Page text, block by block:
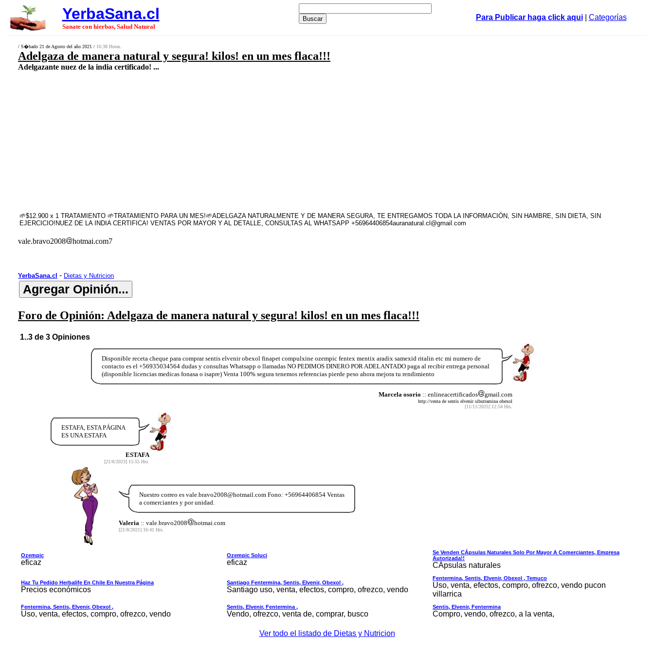
YerbaSana.cl
Sanate con hierbas, Salud Natural
Para Publicar haga click aqui| Categorías
/ S�bado 21 de Agosto del año 2021 / 16:38 Horas.
Adelgaza de manera natural y segura! kilos! en un mes flaca!!!
Adelgazante nuez de la india certificado! ...
🌱$12.900 x 1 TRATAMIENTO 🌱TRATAMIENTO PARA UN MES!🌱ADELGAZA NATURALMENTE Y DE MANERA SEGURA, TE ENTREGAMOS TODA LA INFORMACIÓN, SIN HAMBRE, SIN DIETA, SIN
EJERCICIO!NUEZ DE LA INDIA CERTIFICA! VENTAS POR MAYOR Y AL DETALLE, CONSULTAS AL WHATSAPP +56964406854auranatural.cl@gmail.com
vale.bravo2008 hotmai.com7
YerbaSana.cl - Dietas y Nutricion
Foro de Opinión: Adelgaza de manera natural y segura! kilos! en un mes flaca!!!
1..3 de 3 Opiniones
Disponible receta cheque para comprar sentis elvenir obexol finapet compulxine ozempic fentex mentix aradix samexid ritalin etc mi numero de
contacto es el +56935034564 dudas y consultas Whatsapp o llamadas NO PEDIMOS DINERO POR ADELANTADO paga al recibir entrega personal
(disponible licencias medicas fonasa o isapre) Venta 100% segura tenemos referencias pierde peso ahora mejora tu rendimiento
Marcela osorio :: enlineacertificados gmail.com
http://venta de sentis elvenir sibutramina obexol
[11/11/2025] 12:54 Hrs.
ESTAFA, ESTA PÁGINA
ES UNA ESTAFA
ESTAFA
[21/6/2023] 15:55 Hrs.
Nuestro correo es vale.bravo2008@hotmail.com Fono: +56964406854 Ventas
a comerciantes y por unidad.
Valeria :: vale.bravo2008 hotmai.com
[21/8/2021] 16:41 Hrs.
Ozempic
eficaz
Ozempic Soluci
eficaz
Se Venden CÁpsulas Naturales Solo Por Mayor A Comerciantes, Empresa
Autorizada!!
CÁpsulas naturales
Haz Tu Pedido Herbalife En Chile En Nuestra Página
Precios económicos
Santiago Fentermina, Sentis, Elvenir, Obexol ,
Santiago uso, venta, efectos, compro, ofrezco, vendo
Fentermina, Sentis, Elvenir, Obexol , Temuco
Uso, venta, efectos, compro, ofrezco, vendo pucon
villarrica
Fentermina, Sentis, Elvenir, Obexol ,
Uso, venta, efectos, compro, ofrezco, vendo
Sentis, Elvenir, Fentermina ,
Vendo, ofrezco, venta de, comprar, busco
Sentis, Elvenir, Fentermina
Compro, vendo, ofrezco, a la venta,
Ver todo el listado de Dietas y Nutricion